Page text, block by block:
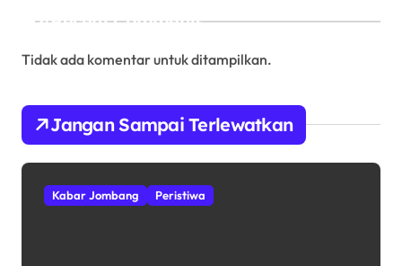
Recent Comments
Tidak ada komentar untuk ditampilkan.
Jangan Sampai Terlewatkan
Kabar Jombang Peristiwa